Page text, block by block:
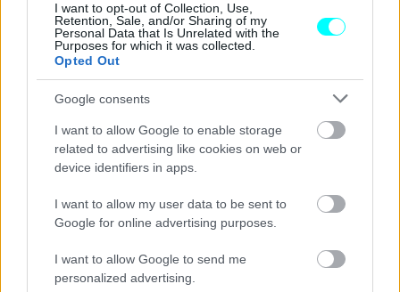
I want to opt-out of Collection, Use,
Retention, Sale, and/or Sharing of my
Personal Data that Is Unrelated with the
Purposes for which it was collected.
Opted Out
Google consents
I want to allow Google to enable storage
related to advertising like cookies on web or
device identifiers in apps.
I want to allow my user data to be sent to
Google for online advertising purposes.
I want to allow Google to send me
personalized advertising.